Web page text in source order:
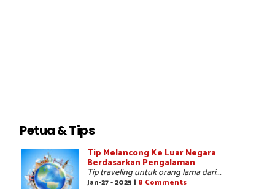
Petua & Tips
Tip Melancong Ke Luar Negara
Berdasarkan Pengalaman
Tip traveling untuk orang lama dari...
Jan-27 - 2025 | 8 Comments